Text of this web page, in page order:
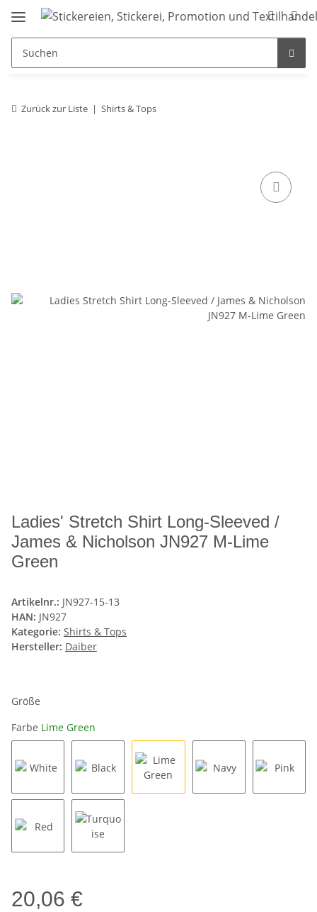
Zurück zur Liste Shirts & Tops
Ladies' Stretch Shirt Long-Sleeved /
James & Nicholson JN927 M-Lime
Green
Artikelnr.: JN927-15-13
HAN: JN927
Kategorie: Shirts & Tops
Hersteller: Daiber
Größe
Farbe Lime Green
White Black
20,06 €